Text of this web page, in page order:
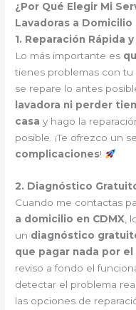
¿Por Qué Elegir Mi
Lavadoras a Domicilio
1. Reparación Rápida
Lo más importante es
tienes problemas con tu
se repare lo antes
lavadora ni perder
casa y hago la
posible. ¡Te ofrezco un
complicaciones!
2. Diagnóstico
Cuando me contactas
a domicilio en CDMX ,
un diagnóstico
que pagar nada por
reviso a fondo el
detectar el problema
las opciones de